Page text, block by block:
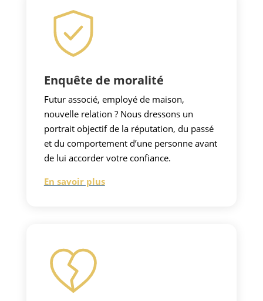
Enquête de moralité
Futur associé, employé de maison,
nouvelle relation ? Nous dressons un
portrait objectif de la réputation, du passé
et du comportement d’une personne avant
de lui accorder votre confiance.
En savoir plus